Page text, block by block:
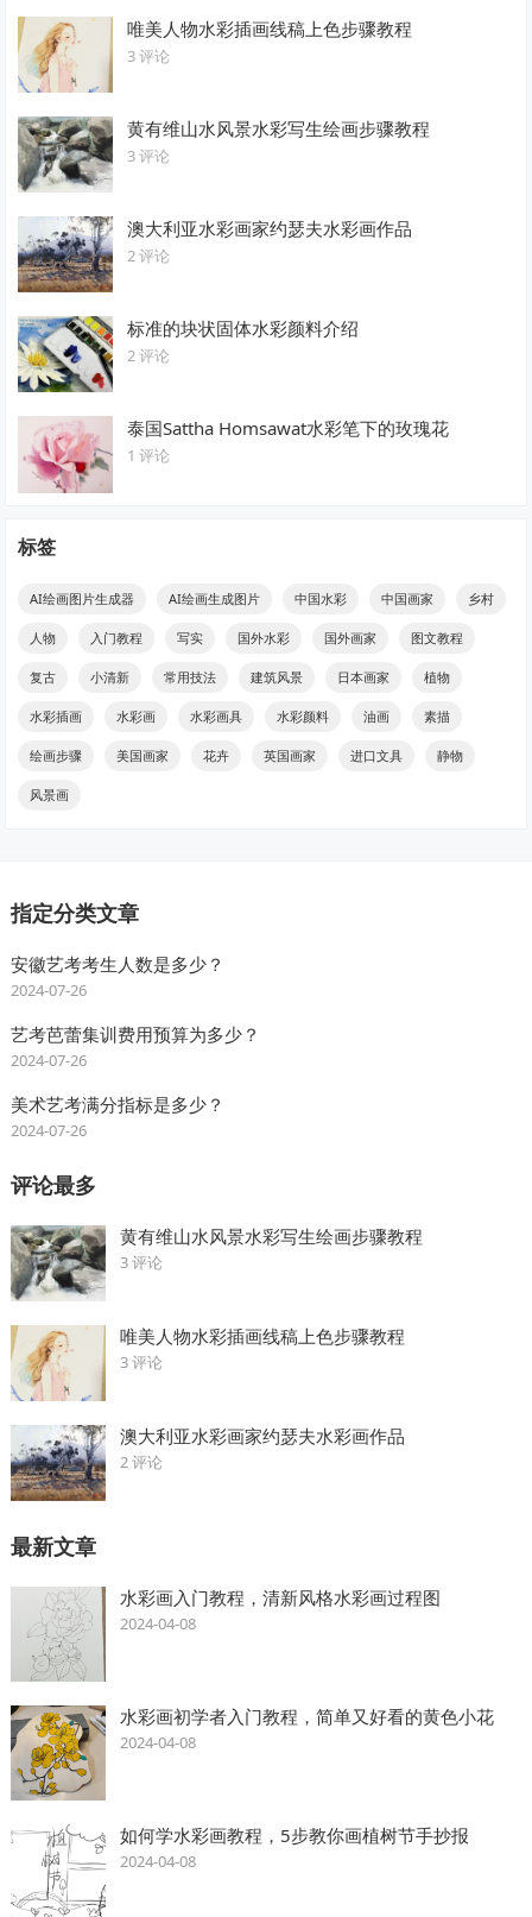
唯美人物水彩插画线稿上色步骤教程
3 评论
黄有维山水风景水彩写生绘画步骤教程
3 评论
澳大利亚水彩画家约瑟夫水彩画作品
2 评论
标准的块状固体水彩颜料介绍
2 评论
泰国Sattha Homsawat水彩笔下的玫瑰花
1 评论
标签
AI绘画图片生成器 AI绘画生成图片 中国水彩 中国画家 乡村
人物 入门教程 写实 国外水彩 国外画家 图文教程
复古 小清新 常用技法 建筑风景 日本画家 植物
水彩插画 水彩画 水彩画具 水彩颜料 油画 素描
绘画步骤 美国画家 花卉 英国画家 进口文具 静物
风景画
指定分类文章
安徽艺考考生人数是多少？
2024-07-26
艺考芭蕾集训费用预算为多少？
2024-07-26
美术艺考满分指标是多少？
2024-07-26
评论最多
黄有维山水风景水彩写生绘画步骤教程
3 评论
唯美人物水彩插画线稿上色步骤教程
3 评论
澳大利亚水彩画家约瑟夫水彩画作品
2 评论
最新文章
水彩画入门教程，清新风格水彩画过程图
2024-04-08
水彩画初学者入门教程，简单又好看的黄色小花
2024-04-08
如何学水彩画教程，5步教你画植树节手抄报
2024-04-08